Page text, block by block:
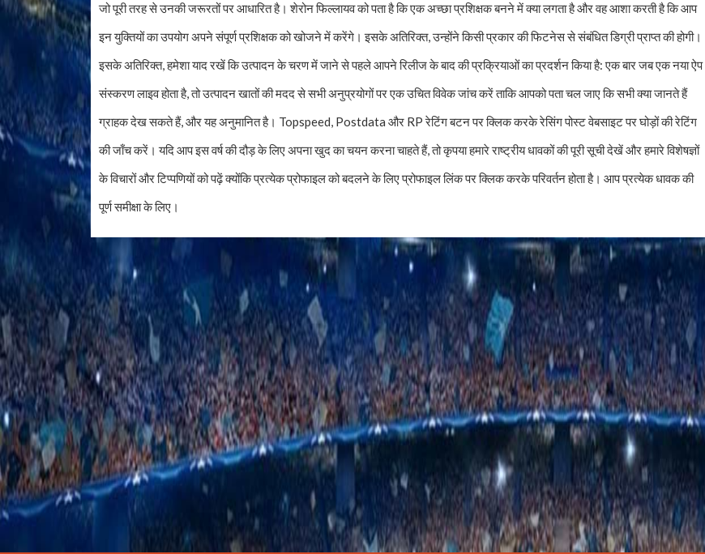
जो पूरी तरह से उनकी जरूरतों पर आधारित है। शेरोन फिल्लायव को पता है कि एक अच्छा प्रशिक्षक बनने में क्या लगता है और वह आशा करती है कि आप
इन युक्तियों का उपयोग अपने संपूर्ण प्रशिक्षक को खोजने में करेंगे। इसके अतिरिक्त, उन्होंने किसी प्रकार की फिटनेस से संबंधित डिग्री प्राप्त की होगी।
इसके अतिरिक्त, हमेशा याद रखें कि उत्पादन के चरण में जाने से पहले आपने रिलीज के बाद की प्रक्रियाओं का प्रदर्शन किया है: एक बार जब एक नया ऐप
संस्करण लाइव होता है, तो उत्पादन खातों की मदद से सभी अनुप्रयोगों पर एक उचित विवेक जांच करें ताकि आपको पता चल जाए कि सभी क्या जानते हैं
ग्राहक देख सकते हैं, और यह अनुमानित है। Topspeed, Postdata और RP रेटिंग बटन पर क्लिक करके रेसिंग पोस्ट वेबसाइट पर घोड़ों की रेटिंग
की जाँच करें। यदि आप इस वर्ष की दौड़ के लिए अपना खुद का चयन करना चाहते हैं, तो कृपया हमारे राष्ट्रीय धावकों की पूरी सूची देखें और हमारे विशेषज्ञों
के विचारों और टिप्पणियों को पढ़ें क्योंकि प्रत्येक प्रोफाइल को बदलने के लिए प्रोफाइल लिंक पर क्लिक करके परिवर्तन होता है। आप प्रत्येक धावक की
पूर्ण समीक्षा के लिए।